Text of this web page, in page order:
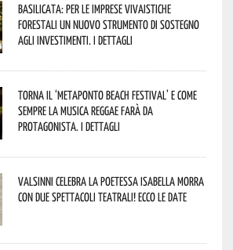
Basilicata: per le imprese vivaistiche
forestali un nuovo strumento di sostegno
agli investimenti. I dettagli
Torna il ‘Metaponto beach festival’ e come
sempre la musica reggae farà da
protagonista. I dettagli
Valsinni celebra la poetessa Isabella Morra
con due spettacoli teatrali! Ecco le date